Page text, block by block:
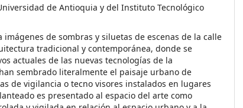
de Antioquia y del Instituto Tecnológico
imágenes de sombras y siluetas de escenas de la calle
tradicional y contemporánea, donde se
actuales de las nuevas tecnologías de la
sembrado literalmente el paisaje urbano de
de vigilancia o tecno visores instalados en lugares
es presentado al espacio del arte como